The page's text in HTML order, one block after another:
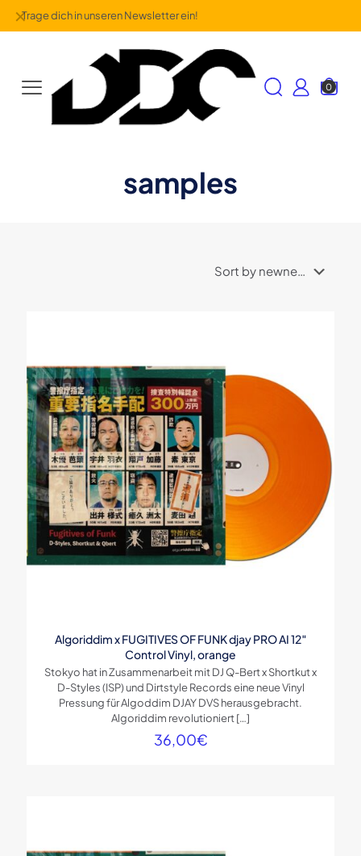
Trage dich in unseren Newsletter ein!
✕
0
samples
Algoriddim x FUGITIVES OF FUNK djay PRO AI 12″
Control Vinyl, orange
Stokyo hat in Zusammenarbeit mit DJ Q-Bert x Shortkut x
D-Styles (ISP) und Dirtstyle Records eine neue Vinyl
Pressung für Algoddim DJAY DVS herausgebracht.
Algoriddim revolutioniert[…]
36,00€